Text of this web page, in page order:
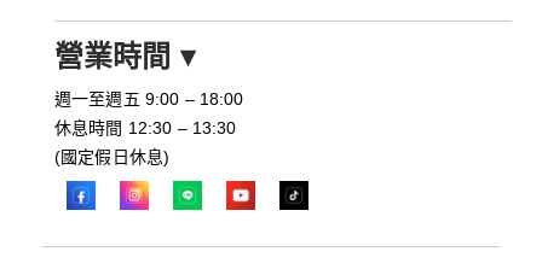
營業時間 ▾
週一至週五 9:00 – 18:00
休息時間 12:30 – 13:30
(國定假日休息)